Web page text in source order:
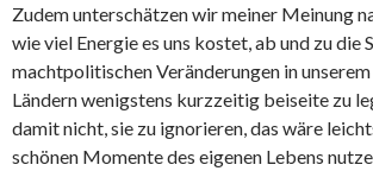
Zudem unterschätzen wir meiner Meinung
wie viel Energie es uns kostet, ab und zu die
machtpolitischen Veränderungen in
Ländern wenigstens kurzzeitig beiseite zu
damit nicht, sie zu ignorieren, das wäre
schönen Momente des eigenen Lebens